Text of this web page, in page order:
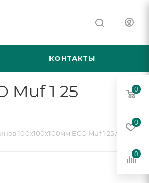
КОНТАКТЫ
Muf 1 25
100х100х100мм ECO Muf 1 25 /300
0
0
0